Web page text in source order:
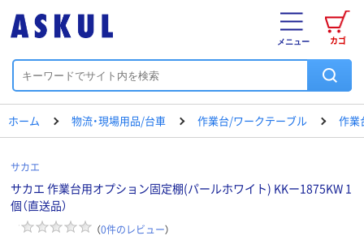
カゴ
メニュー
ホーム 物流・現場用品/台車 作業台/ワークテーブル 作業
サカエ
サカエ 作業台用オプション固定棚(パールホワイト) KKー1875KW 1
個（直送品）
（0件のレビュー）